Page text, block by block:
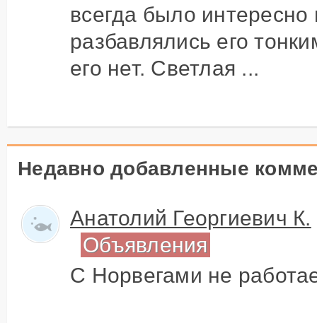
всегда было интересно
разбавлялись его
его нет. Светлая ...
Недавно добавленные
Анатолий Георгиевич К.
Объявления
С Норвегами не